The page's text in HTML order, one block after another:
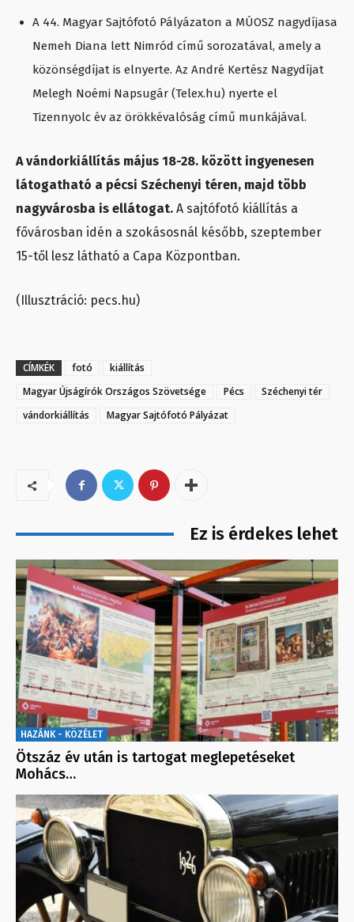
A 44. Magyar Sajtófotó Pályázaton a MÚOSZ nagydíjasa
Nemeh Diana lett Nimród című sorozatával, amely a
közönségdíjat is elnyerte. Az André Kertész Nagydíjat
Melegh Noémi Napsugár (Telex.hu) nyerte el
Tizennyolc év az örökkévalóság című munkájával.
A vándorkiállítás május 18-28. között ingyenesen
látogatható a pécsi Széchenyi téren, majd több
nagyvárosba is ellátogat. A sajtófotó kiállítás a
fővárosban idén a szokásosnál később, szeptember
15-től lesz látható a Capa Központban.
(Illusztráció: pecs.hu)
CÍMKÉK fotó
kiállítás
Magyar Újságírók Országos Szövetsége
Pécs
Széchenyi tér
vándorkiállítás
Magyar Sajtófotó Pályázat
Ez is érdekes lehet
HAZÁNK - KÖZÉLET
Ötszáz év után is tartogat meglepetéseket
Mohács…